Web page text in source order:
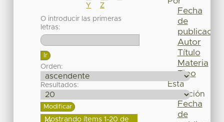
Y
Z
O introducir las primeras
letras:
Orden:
Resultados:
Mostrando ítems 1-20 de
Fecha
de
publicación
Autor
Título
Materia
Tipo
Esta
colección
Fecha
de